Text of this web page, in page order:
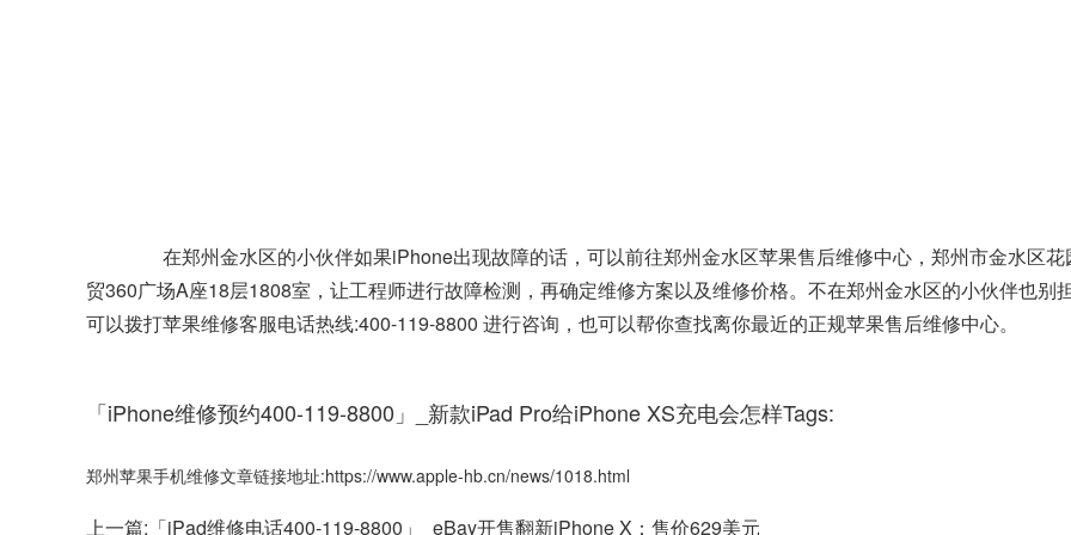
在郑州金水区的小伙伴如果iPhone出现故障的话，可以前往郑州金水区苹果售后维修中心，郑州市金水区花
贸360广场A座18层1808室，让工程师进行故障检测，再确定维修方案以及维修价格。不在郑州金水区的小伙伴也别
可以拨打苹果维修客服电话热线:400-119-8800 进行咨询，也可以帮你查找离你最近的正规苹果售后维修中心。
「iPhone维修预约400-119-8800」_新款iPad Pro给iPhone XS充电会怎样Tags:
郑州苹果手机维修文章链接地址:https://www.apple-hb.cn/news/1018.html
上一篇: 「iPad维修电话400-119-8800」_eBay开售翻新iPhone X：售价629美元